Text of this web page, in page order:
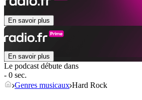
En savoir plus
En savoir plus
Le podcast débute dans
- 0 sec.
Genres musicaux Hard Rock